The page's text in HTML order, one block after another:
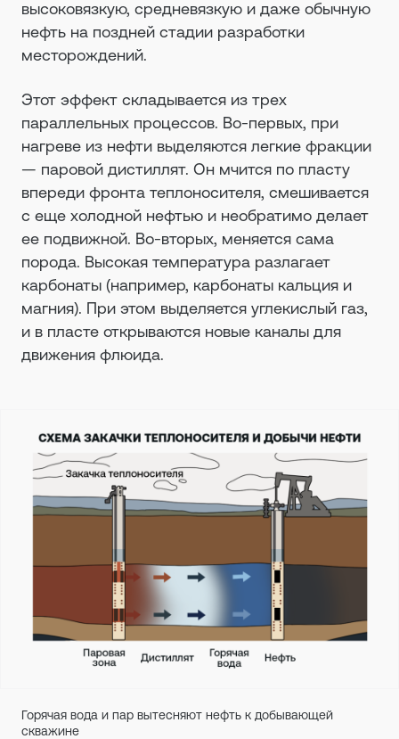
высоковязкую, средневязкую и даже обычную
нефть на поздней стадии разработки
месторождений.
Этот эффект складывается из трех
параллельных процессов. Во-первых, при
нагреве из нефти выделяются легкие фракции
— паровой дистиллят. Он мчится по пласту
впереди фронта теплоносителя, смешивается
с еще холодной нефтью и необратимо делает
ее подвижной. Во-вторых, меняется сама
порода. Высокая температура разлагает
карбонаты (например, карбонаты кальция и
магния). При этом выделяется углекислый газ,
и в пласте открываются новые каналы для
движения флюида.
Горячая вода и пар вытесняют нефть к добывающей
скважине